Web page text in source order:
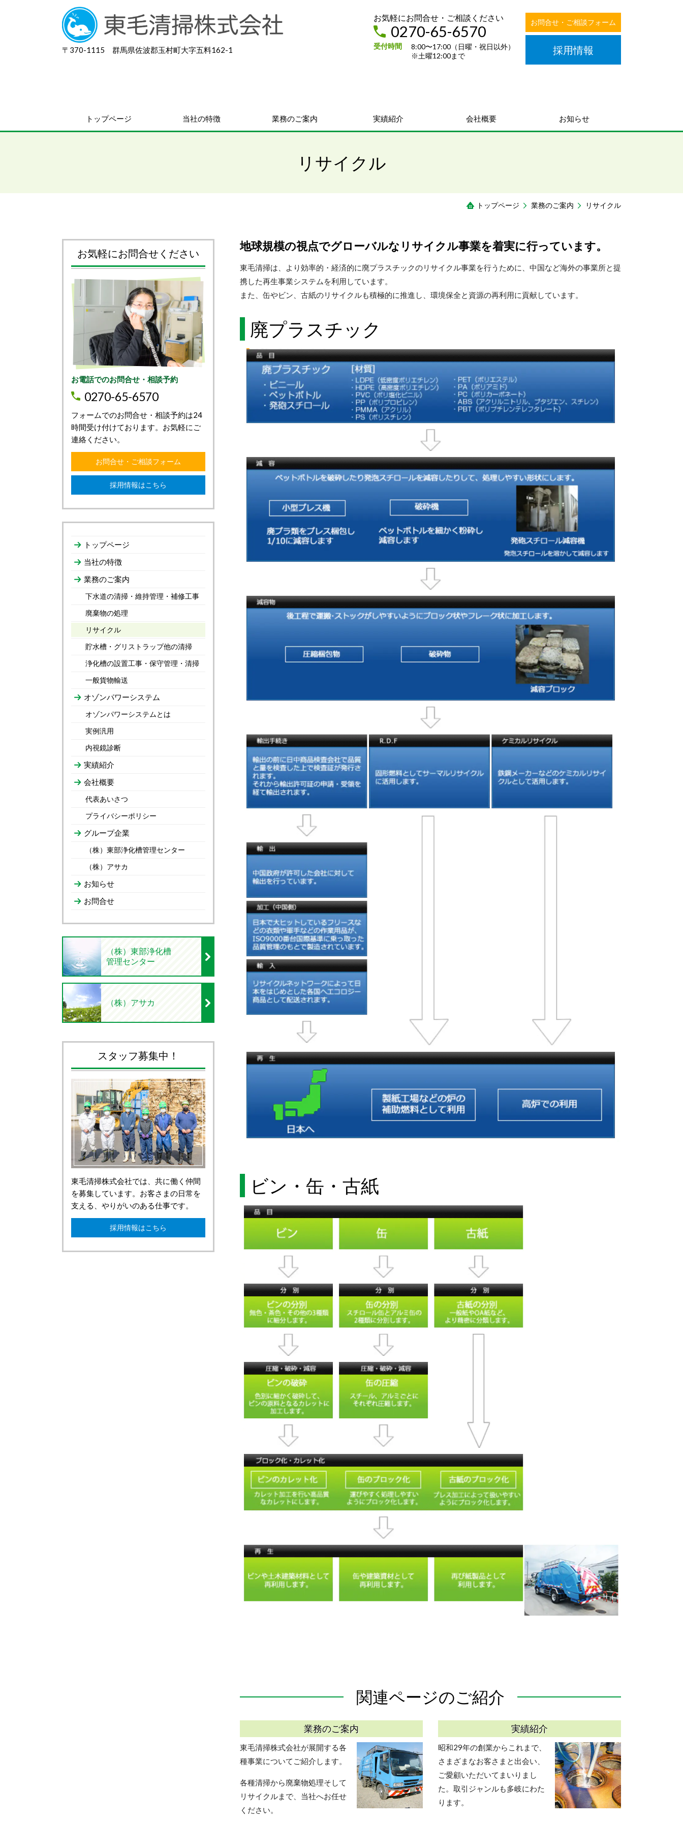
〒370-1115 群馬県佐波郡玉村町大字五料162-1
お気軽にお問合せ・ご相談ください
0270-65-6570
受付時間
8:00〜17:00（日曜・祝日以外）
※土曜12:00まで
お問合せ・ご相談フォーム
採用情報
トップページ 当社の特徴 業務のご案内 実績紹介 会社概要 お知らせ
リサイクル
トップページ 業務のご案内 リサイクル
地球規模の視点でグローバルなリサイクル事業を着実に行っています。
東毛清掃は、より効率的・経済的に廃プラスチックのリサイクル事業を行うために、中国など海外の事業所と提
携した再生事業システムを利用しています。
また、缶やビン、古紙のリサイクルも積極的に推進し、環境保全と資源の再利用に貢献しています。
廃プラスチック
ビン・缶・古紙
関連ページのご紹介
業務のご案内
東毛清掃株式会社が展開する各
種事業についてご紹介します。
各種清掃から廃棄物処理そして
リサイクルまで、当社へお任せ
ください。
実績紹介
昭和29年の創業からこれまで、
さまざまなお客さまと出会い、
ご愛顧いただいてまいりまし
た。取引ジャンルも多岐にわた
ります。
お気軽にお問合せください
お電話でのお問合せ・相談予約
0270-65-6570
フォームでのお問合せ・相談予約は24
時間受け付けております。お気軽にご
連絡ください。
お問合せ・ご相談フォーム
採用情報はこちら
トップページ
当社の特徴
業務のご案内
下水道の清掃・維持管理・補修工事
廃棄物の処理
リサイクル
貯水槽・グリストラップ他の清掃
浄化槽の設置工事・保守管理・清掃
一般貨物輸送
オゾンパワーシステム
オゾンパワーシステムとは
実例汎用
内視鏡診断
実績紹介
会社概要
代表あいさつ
プライバシーポリシー
グループ企業
（株）東部浄化槽管理センター
（株）アサカ
お知らせ
お問合せ
（株）東部浄化槽
管理センター
（株）アサカ
スタッフ募集中！
東毛清掃株式会社では、共に働く仲間
を募集しています。お客さまの日常を
支える、やりがいのある仕事です。
採用情報はこちら